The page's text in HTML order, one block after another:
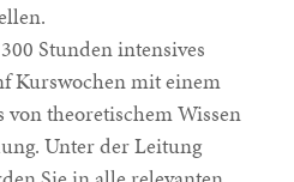
Stunden intensives
Kurswochen mit einem
von theoretischem Wissen
Unter der Leitung